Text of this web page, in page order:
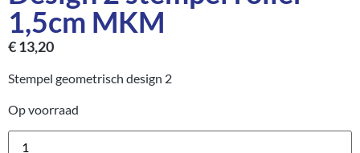
1,5cm MKM
€13,20
Stempel geometrisch design 2
Op voorraad